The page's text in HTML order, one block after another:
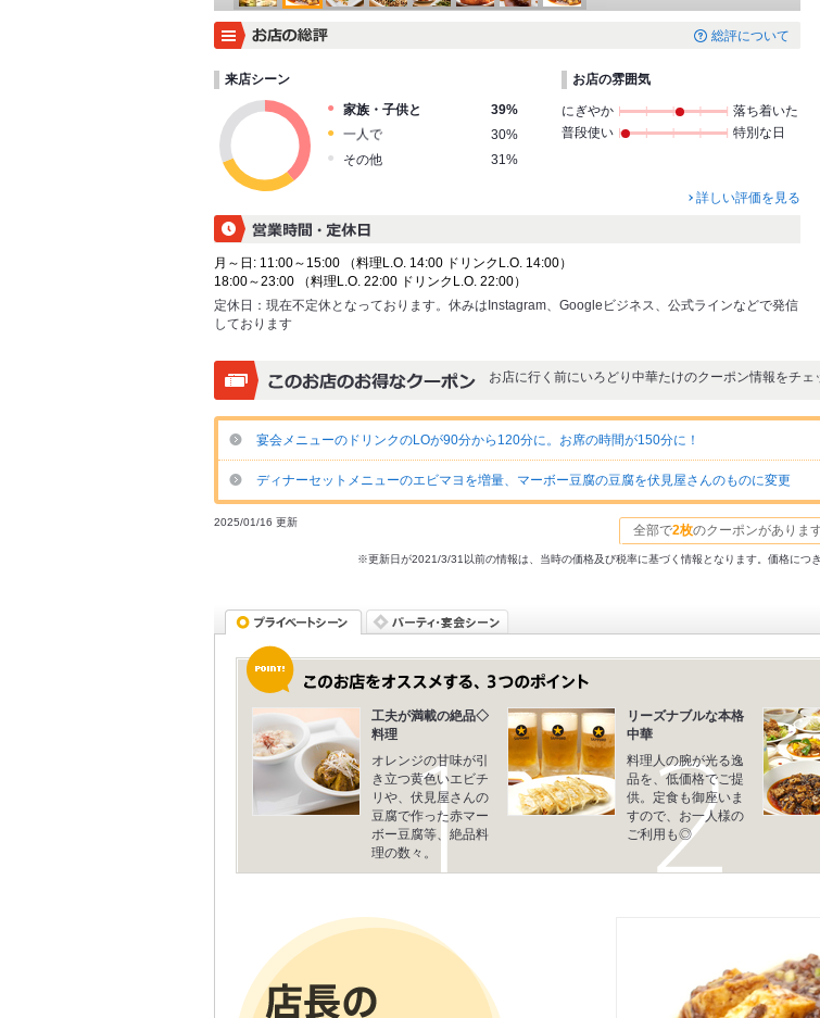
総評について
来店シーン
家族・子供と
39%
一人で
30%
その他
31%
お店の雰囲気
にぎやか
落ち着いた
普段使い
特別な日
詳しい評価を見る
月～日: 11:00～15:00 （料理L.O. 14:00 ドリンクL.O. 14:00）
18:00～23:00 （料理L.O. 22:00 ドリンクL.O. 22:00）
定休日： 現在不定休となっております。休みはInstagram、Googleビジネス、公式ラインなどで発信
しております
お店に行く前にいろどり中華たけのクーポン情報をチェ
宴会メニューのドリンクのLOが90分から120分に。お席の時間が150分に！
ディナーセットメニューのエビマヨを増量、マーボー豆腐の豆腐を伏見屋さんのものに変更
全部で2枚のクーポンがありま
2025/01/16 更新
※更新日が2021/3/31以前の情報は、当時の価格及び税率に基づく情報となります。価格につ
工夫が満載の絶品◇
料理
オレンジの甘味が引
き立つ黄色いエビチ
リや、伏見屋さんの
豆腐で作った赤マー
ボー豆腐等、絶品料
理の数々。
リーズナブルな本格
中華
料理人の腕が光る逸
品を、低価格でご提
供。定食も御座いま
すので、お一人様の
ご利用も◎